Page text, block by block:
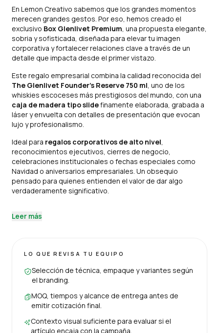
En Lemon Creativo sabemos que los grandes momentos
merecen grandes gestos. Por eso, hemos creado el
exclusivo Box Glenlivet Premium , una propuesta elegante,
sobria y sofisticada, diseñada para elevar tu imagen
corporativa y fortalecer relaciones clave a través de un
detalle que impacta desde el primer vistazo.
Este regalo empresarial combina la calidad reconocida del
The Glenlivet Founder’s Reserve 750 ml , uno de los
whiskies escoceses más prestigiosos del mundo, con una
caja de madera tipo slidefinamente elaborada, grabada a
láser y envuelta con detalles de presentación que evocan
lujo y profesionalismo.
Ideal para regalos corporativos de alto nivel
reconocimientos ejecutivos, cierres de negocio,
celebraciones institucionales o fechas especiales como
Navidad o aniversarios empresariales. Un obsequio
pensado para quienes entienden el valor de dar algo
verdaderamente significativo.
Leer más
LO QUE REVISA TU EQUIPO
Selección de técnica, empaque y variantes según
el branding.
MOQ, tiempos y alcance de entrega antes de
emitir cotización final.
Contexto visual suficiente para evaluar si el
artículo encaja con la campaña.